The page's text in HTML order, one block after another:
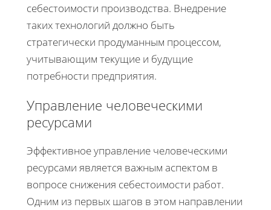
себестоимости производства. Внедрение
таких технологий должно быть
стратегически продуманным процессом,
учитывающим текущие и будущие
потребности предприятия.
Управление человеческими
ресурсами
Эффективное управление человеческими
ресурсами является важным аспектом в
вопросе снижения себестоимости работ.
Одним из первых шагов в этом направлении